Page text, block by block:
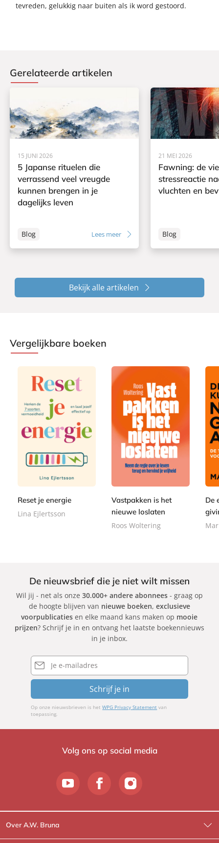
tevreden, gelukkig naar buiten als ik word gestoord.
Gerelateerde artikelen
15 JUNI 2026
5 Japanse rituelen die
verrassend veel vreugde
kunnen brengen in je
dagelijks leven
Blog Lees meer
21 MEI 2026
Fawning: de
stressreactie
vluchten en
Blog
Bekijk alle artikelen
Vergelijkbare boeken
Reset je energie
Lina Ejlertsson
Vastpakken is het
nieuwe loslaten
Roos Woltering
De
De nieuwsbrief die je niet wilt missen
Wil jij - net als onze 30.000+ andere abonnees- graag op
de hoogte blijven van nieuwe boeken, exclusieve
voorpublicaties en elke maand kans maken op mooie
prijzen? Schrijf je in en ontvang het laatste boekennieuws
in je inbox.
E-
mailadres
Schrijf je in
Op onze nieuwsbrieven is hetWPG Privacy Statement van
toepassing.
Volg ons op social media
Over A.W. Bruna